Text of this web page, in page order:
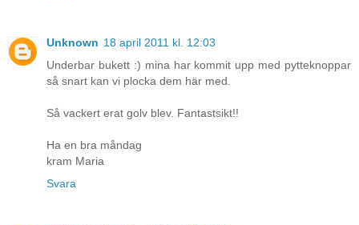
Unknown 18 april 2011 kl. 12:03
Underbar bukett :) mina har kommit upp med pytteknoppar
så snart kan vi plocka dem här med.
Så vackert erat golv blev. Fantastsikt!!
Ha en bra måndag
kram Maria
Svara